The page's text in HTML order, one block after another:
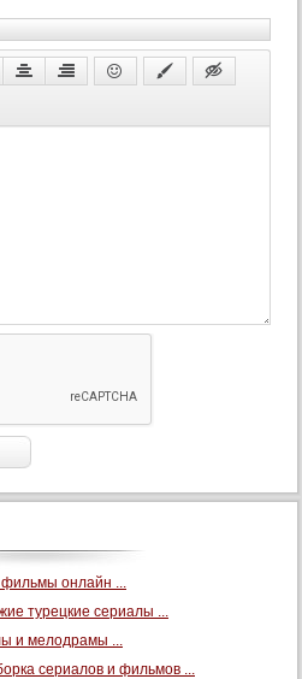
онлайн ...
турецкие сериалы ...
и мелодрамы ...
сериалов и фильмов ...